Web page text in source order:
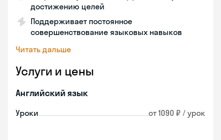
достижению целей
Поддерживает постоянное
совершенствование языковых навыков
Читать дальше
Услуги и цены
Английский язык
Уроки от 1090 ₽ / урок